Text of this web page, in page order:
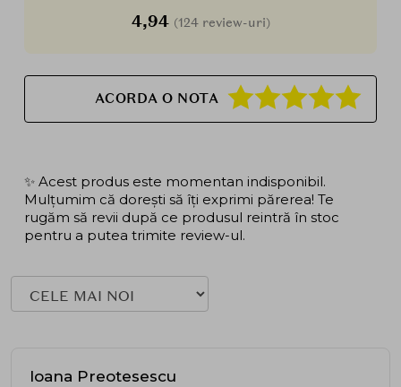
4,94 (124 review-uri)
ACORDA O NOTA
✨ Acest produs este momentan indisponibil.
Mulțumim că dorești să îți exprimi părerea! Te
rugăm să revii după ce produsul reintră în stoc
pentru a putea trimite review-ul.
Ioana Preotesescu